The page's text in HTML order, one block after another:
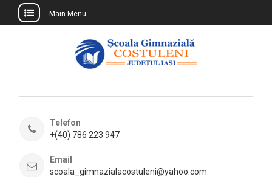
Main Menu
Telefon
+(40) 786 223 947
Email
scoala_gimnazialacostuleni@yahoo.com